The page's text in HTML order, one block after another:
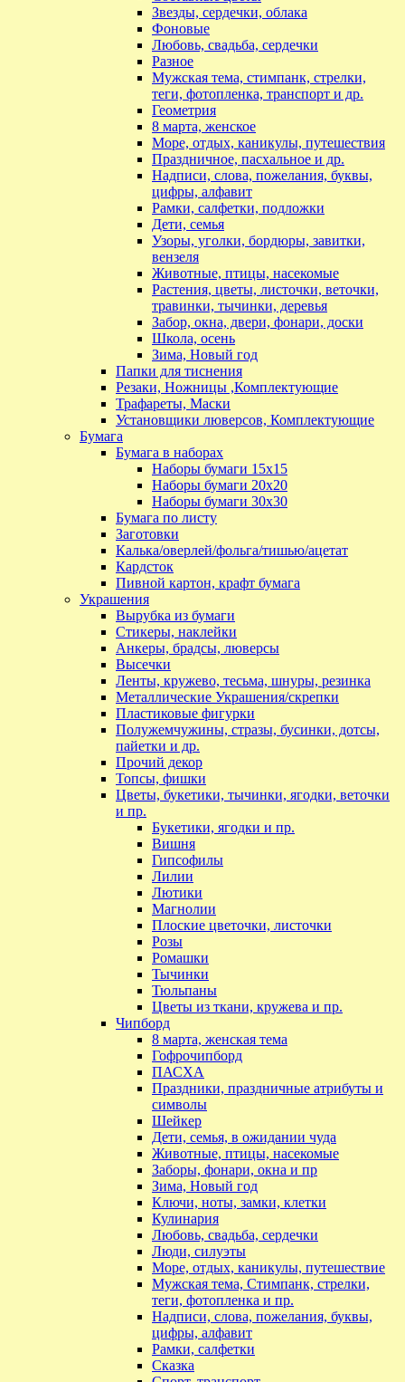
Звезды, сердечки, облака
Фоновые
Любовь, свадьба, сердечки
Разное
Мужская тема, стимпанк, стрелки,
теги, фотопленка, транспорт и др.
Геометрия
8 марта, женское
Море, отдых, каникулы, путешествия
Праздничное, пасхальное и др.
Надписи, слова, пожелания, буквы,
цифры, алфавит
Рамки, салфетки, подложки
Дети, семья
Узоры, уголки, бордюры, завитки,
вензеля
Животные, птицы, насекомые
Растения, цветы, листочки, веточки,
травинки, тычинки, деревья
Забор, окна, двери, фонари, доски
Школа, осень
Зима, Новый год
Папки для тиснения
Резаки, Ножницы ,Комплектующие
Трафареты, Маски
Установщики люверсов, Комплектующие
Бумага
Бумага в наборах
Наборы бумаги 15х15
Наборы бумаги 20х20
Наборы бумаги 30х30
Бумага по листу
Заготовки
Калька/оверлей/фольга/тишью/ацетат
Кардсток
Пивной картон, крафт бумага
Украшения
Вырубка из бумаги
Стикеры, наклейки
Анкеры, брадсы, люверсы
Высечки
Ленты, кружево, тесьма, шнуры, резинка
Металлические Украшения/скрепки
Пластиковые фигурки
Полужемчужины, стразы, бусинки, дотсы,
пайетки и др.
Прочий декор
Топсы, фишки
Цветы, букетики, тычинки, ягодки, веточки
и пр.
Букетики, ягодки и пр.
Вишня
Гипсофилы
Лилии
Лютики
Магнолии
Плоские цветочки, листочки
Розы
Ромашки
Тычинки
Тюльпаны
Цветы из ткани, кружева и пр.
Чипборд
8 марта, женская тема
Гофрочипборд
ПАСХА
Праздники, праздничные атрибуты и
символы
Шейкер
Дети, семья, в ожидании чуда
Животные, птицы, насекомые
Заборы, фонари, окна и пр
Зима, Новый год
Ключи, ноты, замки, клетки
Кулинария
Любовь, свадьба, сердечки
Люди, силуэты
Море, отдых, каникулы, путешествие
Мужская тема, Стимпанк, стрелки,
теги, фотопленка и пр.
Надписи, слова, пожелания, буквы,
цифры, алфавит
Рамки, салфетки
Сказка